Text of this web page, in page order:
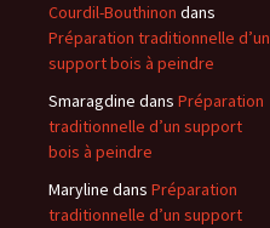
Courdil-Bouthinon dans
Préparation traditionnelle d’un
support bois à peindre
Smaragdine dans Préparation
traditionnelle d’un support
bois à peindre
Maryline dans Préparation
traditionnelle d’un support